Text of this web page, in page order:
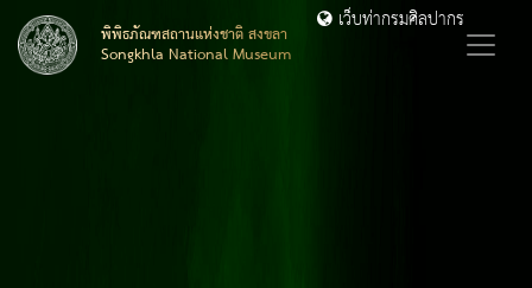
พิพิธภัณฑสถานแห่งชาติ สงขลา
Songkhla National Museum
เว็บท่ากรมศิลปากร